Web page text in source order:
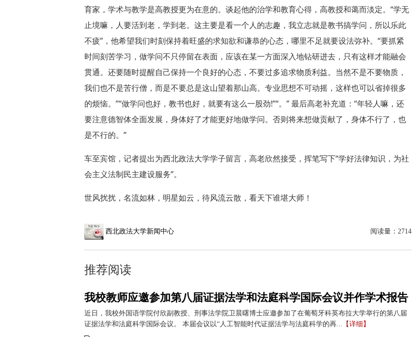
育家，学术与教学是高教授更为在意的。谈起他的治学和教育心得，高教授和蔼而淡定。“学无
止境嘛，人要活到老，学到老。这主要是看一个人的志趣，我立志就是教书搞学问，所以乐此
不疲”，他希望我们时刻保持着旺盛的求知欲和谦恭的心态，哪里不足就要设法弥补。“要抓紧
时间刻苦学习，做学问不只停留在表面，应该在某一方面深入地钻研进去，只有这样才能融会
贯通。还要随时提醒自己保持一个良好的心态，不要过多追求物质利益。当然不是不要物质，
我们也不是苦行僧，而是不要总是这山望着那山高。专业思想不可动摇，这样也可以省掉很多
的烦恼。”“做学问也好，教书也好，就要有这么一股劲!”“。” 最后高老补充道：“年轻人嘛，还
要注意德智体全面发展，身体好了才能更好地做学问。否则将来想做贡献了，身体不行了，也
是不行的。”
车至宾馆，记者提出为西北政法大学学子留言，高老欣然接受，挥笔写下“学好法律知识，为社
会主义法制民主建设服务”。
世风扰扰，名流如林，明星如云，待风流云散，看天下谁堪大师！
西北政法大学新闻中心 阅读量： 2714
推荐阅读
我校教师应邀参加第八届证据法学和法庭科学国际会议并作学术报告
近日，我校外国语学院付欣副教授、刑事法学院卫晨曙博士应邀参加了在葡萄牙科英布拉大学举行的第八届
证据法学和法庭科学国际会议。 本届会议以“人工智能时代证据法学与法庭科学的再... 【详细】